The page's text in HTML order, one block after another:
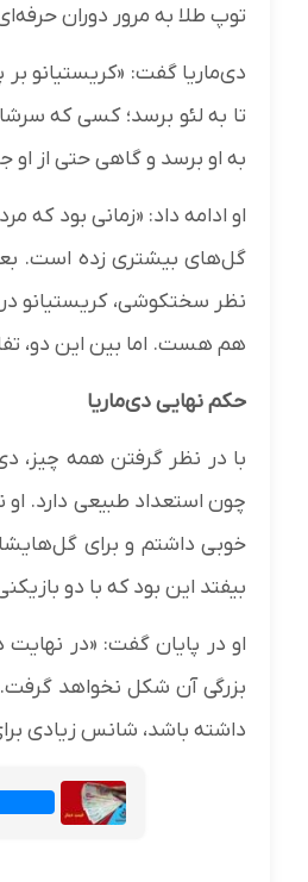
توپ طلا به مرور دوران
دی‌ماریا گفت: «کریستیانو
تا به لئو برسد؛ کسی که
به او برسد و گاهی حتی از
او ادامه داد: «زمانی بود
گل‌های بیشتری زده است.
نظر سختکوشی، کریستیانو در
هم هست. اما بین این دو،
حکم نهایی دی‌ماریا
با در نظر گرفتن همه چیز،
چون استعداد طبیعی دارد. او
خوبی داشتم و برای
بیفتد این بود که با دو
او در پایان گفت: «در
بزرگی آن شکل نخواهد گرفت.
داشته باشد، شانس زیادی